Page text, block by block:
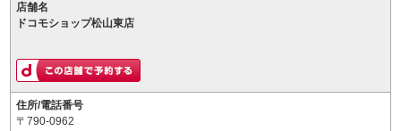
店舗名
ドコモショップ松山東店
住所/電話番号
〒790-0962